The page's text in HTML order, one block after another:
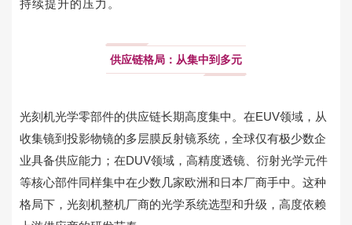
持续提升的压力。
供应链格局：从集中到多元
光刻机光学零部件的供应链长期高度集中。在EUV领域，从
收集镜到投影物镜的多层膜反射镜系统，全球仅有极少数企
业具备供应能力；在DUV领域，高精度透镜、衍射光学元件
等核心部件同样集中在少数几家欧洲和日本厂商手中。这种
格局下，光刻机整机厂商的光学系统选型和升级，高度依赖